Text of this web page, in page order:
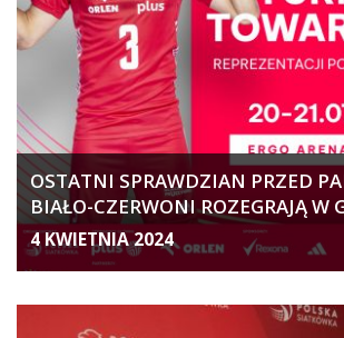
OSTATNI SPRAWDZIAN PRZED
BIAŁO-CZERWONI ROZEGRAJĄ W
4 KWIETNIA 2024